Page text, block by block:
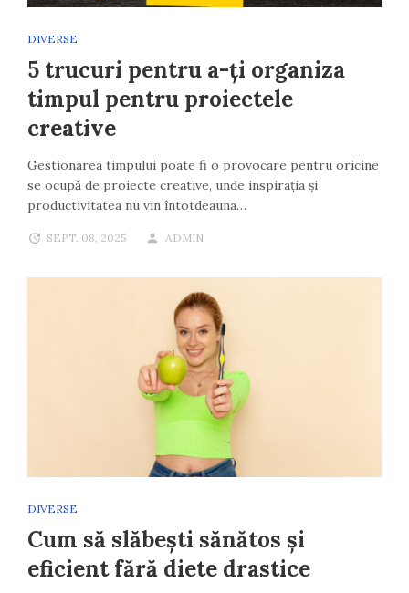
DIVERSE
5 trucuri pentru a-ți organiza
timpul pentru proiectele
creative
Gestionarea timpului poate fi o provocare pentru oricine
se ocupă de proiecte creative, unde inspirația și
productivitatea nu vin întotdeauna…
SEPT. 08, 2025 ADMIN
DIVERSE
Cum să slăbești sănătos și
eficient fără diete drastice